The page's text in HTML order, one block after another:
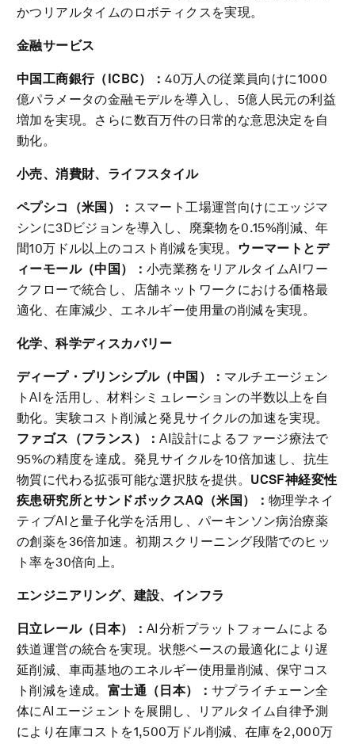
かつリアルタイムのロボティクスを実現。
金融サービス
中国工商銀行（ICBC）：40万人の従業員向けに1000
億パラメータの金融モデルを導入し、5億人民元の利益
増加を実現。さらに数百万件の日常的な意思決定を自
動化。
小売、消費財、ライフスタイル
ペプシコ（米国）： スマート工場運営向けにエッジマ
シンに3Dビジョンを導入し、廃棄物を0.15%削減、年
間10万ドル以上のコスト削減を実現。 ウーマートとデ
ィーモール（中国）： 小売業務をリアルタイムAIワー
クフローで統合し、店舗ネットワークにおける価格最
適化、在庫減少、エネルギー使用量の削減を実現。
化学、科学ディスカバリー
ディープ・プリンシプル（中国）： マルチエージェン
トAIを活用し、材料シミュレーションの半数以上を自
動化。実験コスト削減と発見サイクルの加速を実現。
ファゴス（フランス）：AI設計によるファージ療法で
95%の精度を達成。発見サイクルを10倍加速し、抗生
物質に代わる拡張可能な選択肢を提供。 UCSF神経変性
疾患研究所とサンドボックスAQ （米国）：物理学ネイ
ティブAIと量子化学を活用し、パーキンソン病治療薬
の創薬を36倍加速。初期スクリーニング段階でのヒッ
ト率を30倍向上。
エンジニアリング、建設、インフラ
日立レール（日本）： AI分析プラットフォームによる
鉄道運営の統合を実現。状態ベースの最適化により遅
延削減、車両基地のエネルギー使用量削減、保守コス
ト削減を達成。 富士通（日本）：サプライチェーン全
体にAIエージェントを展開し、リアルタイム自律予測
により在庫コストを1,500万ドル削減、在庫を2,000万